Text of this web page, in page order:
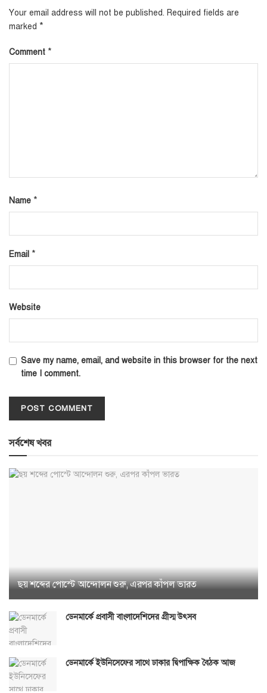
Your email address will not be published. Required fields are
marked *
Comment *
Name *
Email *
Website
Save my name, email, and website in this browser for the next
time I comment.
সর্বশেষ খবর
ছয় শব্দের পোস্টে আন্দোলন শুরু, এরপর কাঁপল ভারত
ডেনমার্কে প্রবাসী বাংলাদেশিদের গ্রীস্ম উৎসব
ডেনমার্কে ইউনিসেফের সাথে ঢাকার দ্বিপাক্ষিক বৈঠক আজ